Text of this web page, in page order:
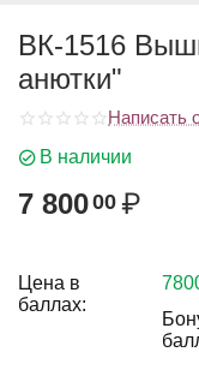
ВК-1516
анютки"
Написать
В наличии
7 80000 ₽
Цена в
баллах: